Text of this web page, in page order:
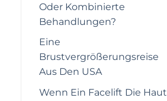
Oder Kombinierte
Behandlungen?
Eine
Brustvergrößerungsreise
Aus Den USA
Wenn Ein Facelift Die Haut